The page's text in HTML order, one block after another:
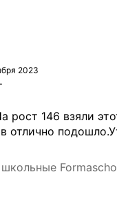
2023
рост 146 взяли
отлично